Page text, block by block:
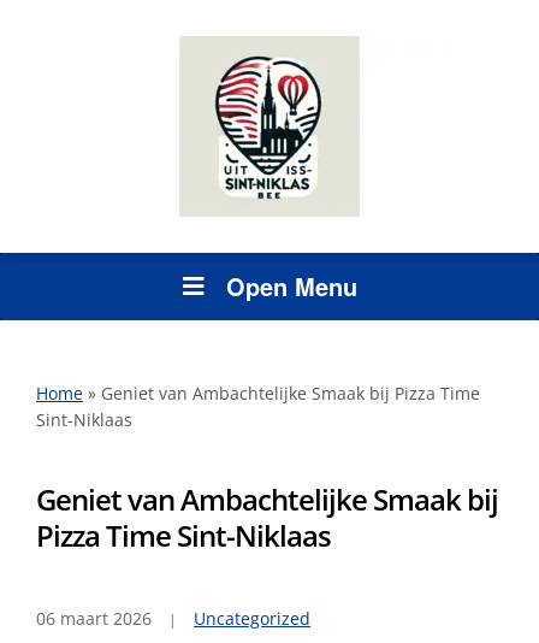
Open Menu
Home » Geniet van Ambachtelijke Smaak bij Pizza Time
Sint-Niklaas
Geniet van Ambachtelijke Smaak bij
Pizza Time Sint-Niklaas
06 maart 2026 Uncategorized